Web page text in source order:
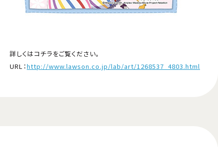
詳しくはコチラをご覧ください。
URL：http://www.lawson.co.jp/lab/art/1268537_4803.html